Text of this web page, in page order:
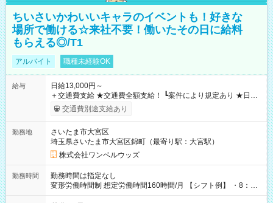
ちいさいかわいいキャラのイベントも！好きな
場所で働ける☆来社不要！働いたその日に給料
もらえる◎/T1
アルバイト 職種未経験OK
給与
日給13,000円～
＋交通費支給 ★交通費全額支給！ ┗案件により規定あり ★日払
いOK！（規定あり） ┗働いたその日に現金GET♪ お仕事後はコ
ンビニATMから 日払い分を引き落とせます！ 【試用期間】試
交通費別途支給あり
勤務地
さいたま市大宮区
埼玉県さいたま市大宮区錦町（最寄り駅：大宮駅）
株式会社ワンベルウッズ
勤務時間
勤務時間は指定なし
変形労働時間制 想定労働時間160時間/月 【シフト例】 ・8：00
～21：00